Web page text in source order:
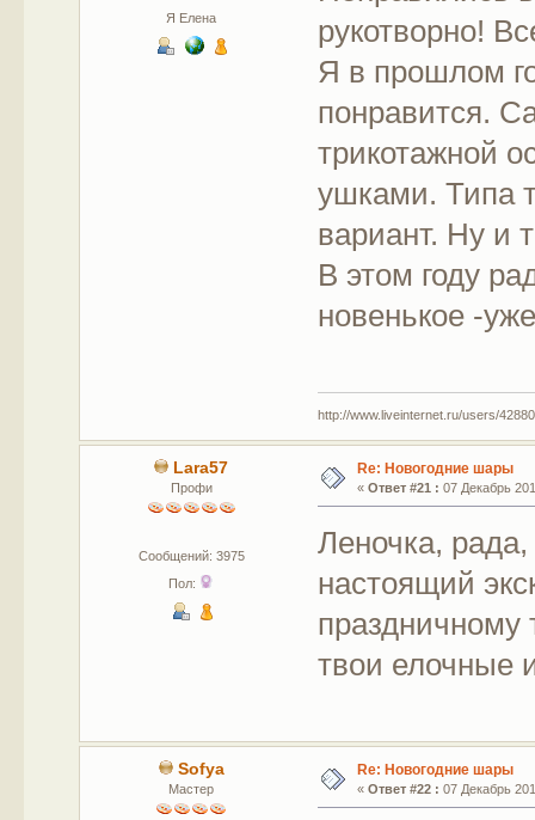
Я Елена
рукотворно!
Я в прошлом
понравится.
трикотажной
ушками. Типа
вариант. Ну и
В этом году
новенькое -
http://www.liveinternet.ru/users/
Lara57
Профи
Сообщений: 3975
Пол:
Re: Новогодние шары
« Ответ #21 : 07 Декабрь
Леночка,
настоящий
твои елочные
Sofya
Мастер
Re: Новогодние шары
« Ответ #22 : 07 Декабрь